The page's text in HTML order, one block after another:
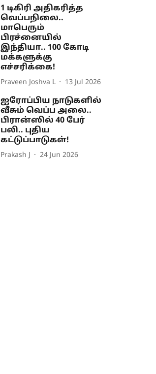
1 டிகிரி அதிகரித்த
வெப்பநிலை..
மாபெரும்
பிரச்னையில்
இந்தியா.. 100 கோடி
மக்களுக்கு
எச்சரிக்கை!
Praveen Joshva L 13 Jul 2026
ஐரோப்பிய நாடுகளில்
வீசும் வெப்ப அலை..
பிரான்ஸில் 40 பேர்
பலி.. புதிய
கட்டுப்பாடுகள்!
Prakash J 24 Jun 2026